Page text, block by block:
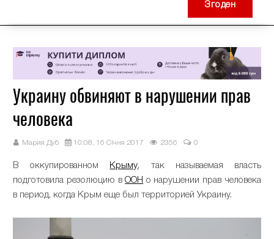
Украину обвиняют в нарушении прав
человека
Мария Дуб 10:08, 16 Січня 2017 2356 0
В оккупированном Крыму, так называемая власть
подготовила резолюцию вООН о нарушении прав человека
в период, когда Крым еще был территорией Украину.
Згоден